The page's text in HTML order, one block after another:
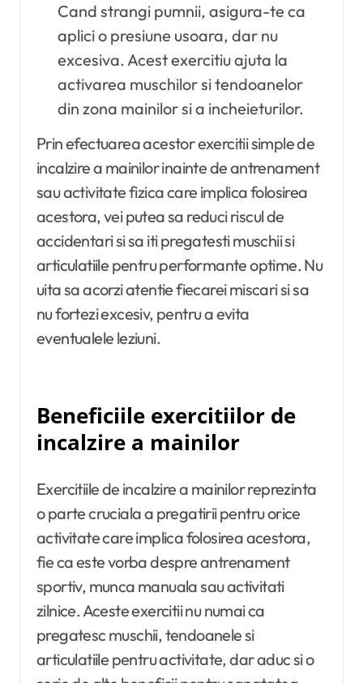
Cand strangi pumnii, asigura-te ca
aplici o presiune usoara, dar nu
excesiva. Acest exercitiu ajuta la
activarea muschilor si tendoanelor
din zona mainilor si a incheieturilor.
Prin efectuarea acestor exercitii simple de
incalzire a mainilor inainte de antrenament
sau activitate fizica care implica folosirea
acestora, vei putea sa reduci riscul de
accidentari si sa iti pregatesti muschii si
articulatiile pentru performante optime. Nu
uita sa acorzi atentie fiecarei miscari si sa
nu fortezi excesiv, pentru a evita
eventualele leziuni.
Beneficiile exercitiilor de
incalzire a mainilor
Exercitiile de incalzire a mainilor reprezinta
o parte cruciala a pregatirii pentru orice
activitate care implica folosirea acestora,
fie ca este vorba despre antrenament
sportiv, munca manuala sau activitati
zilnice. Aceste exercitii nu numai ca
pregatesc muschii, tendoanele si
articulatiile pentru activitate, dar aduc si o